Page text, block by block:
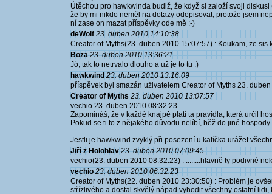
Útěchou pro hawkwinda budiž, že když si založí svoji
že by mi nikdo neměl na dotazy odepisovat, protože jsem
ní zase on mazat příspěvky ode mě :-)
deWolf 23. duben 2010 14:10:38
Creator of Myths(23. duben 2010 15:07:57) : Koukam, ze
Boza 23. duben 2010 13:36:21
Jó, tak to netrvalo dlouho a už je to tu :)
hawkwind 23. duben 2010 13:16:09
příspěvek byl smazán użivatelem Creator of Myths 23.
Creator of Myths 23. duben 2010 13:07:57
vechio 23. duben 2010 08:32:23
Zapomínáš, že v každé knajpě platí ta pravidla, která určil
Pokud se ti to z nějakého důvodu nelíbí, běž do jiné
Jestli je hawkwind zvyklý při posezení u kafíčka urážet
Jiří z Holohlav 23. duben 2010 07:09:45
vechio(23. duben 2010 08:32:23) : ........hlavně ty podivné
vechio 23. duben 2010 06:32:23
Creator of Myths(22. duben 2010 23:30:50) : Problém je
střízlivého a dostal skvělý nápad vyhodit všechny ostatní